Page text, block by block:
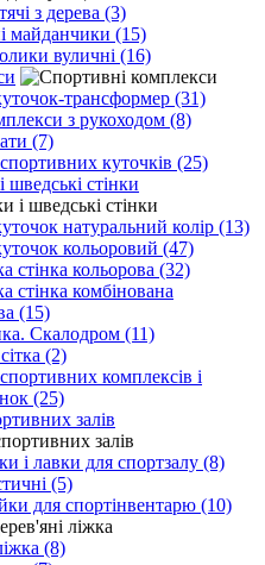
з дерева (3)
майданчики (15)
вуличні (16)
трансформер (31)
з рукоходом (8)
(7)
куточків (25)
стінки
натуральний колір (13)
кольоровий (47)
стінка кольорова (32)
стінка комбінована
(15)
Скалодром (11)
(2)
комплексів і
(25)
залів
і лавки для спортзалу (8)
(5)
для спортінвентарю (10)
(8)